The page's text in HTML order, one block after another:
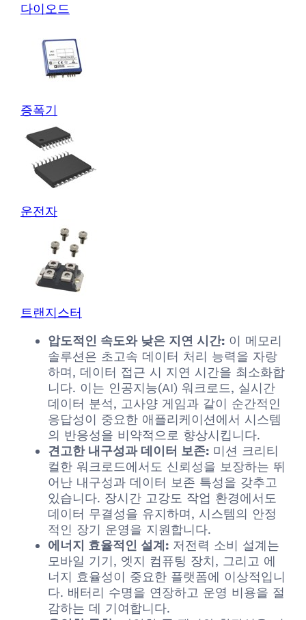
다이오드
증폭기
운전자
트랜지스터
압도적인 속도와 낮은 지연 시간: 이 메모리
솔루션은 초고속 데이터 처리 능력을 자랑
하며, 데이터 접근 시 지연 시간을 최소화합
니다. 이는 인공지능(AI) 워크로드, 실시간
데이터 분석, 고사양 게임과 같이 순간적인
응답성이 중요한 애플리케이션에서 시스템
의 반응성을 비약적으로 향상시킵니다.
견고한 내구성과 데이터 보존: 미션 크리티
컬한 워크로드에서도 신뢰성을 보장하는 뛰
어난 내구성과 데이터 보존 특성을 갖추고
있습니다. 장시간 고강도 작업 환경에서도
데이터 무결성을 유지하며, 시스템의 안정
적인 장기 운영을 지원합니다.
에너지 효율적인 설계: 저전력 소비 설계는
모바일 기기, 엣지 컴퓨팅 장치, 그리고 에
너지 효율성이 중요한 플랫폼에 이상적입니
다. 배터리 수명을 연장하고 운영 비용을 절
감하는 데 기여합니다.